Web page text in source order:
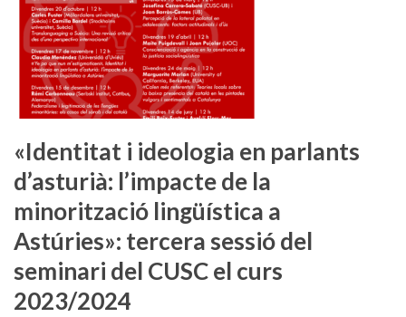
«Identitat i ideologia en parlants
d’asturià: l’impacte de la
minorització lingüística a
Astúries»: tercera sessió del
seminari del CUSC el curs
2023/2024